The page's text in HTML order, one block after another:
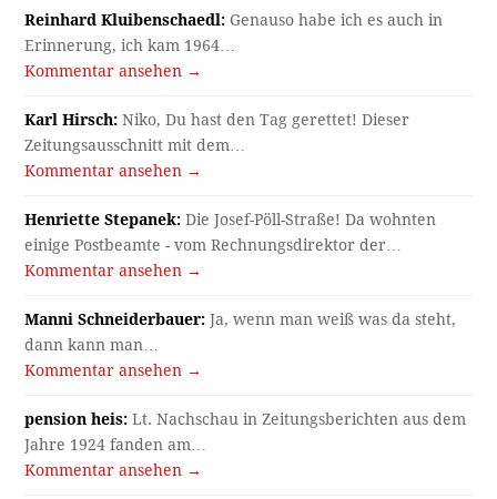
Reinhard Kluibenschaedl: Genauso habe ich es auch in
Erinnerung, ich kam 1964…
Kommentar ansehen →
Karl Hirsch: Niko, Du hast den Tag gerettet! Dieser
Zeitungsausschnitt mit dem…
Kommentar ansehen →
Henriette Stepanek: Die Josef-Pöll-Straße! Da wohnten
einige Postbeamte - vom Rechnungsdirektor der…
Kommentar ansehen →
Manni Schneiderbauer: Ja, wenn man weiß was da steht,
dann kann man…
Kommentar ansehen →
pension heis: Lt. Nachschau in Zeitungsberichten aus dem
Jahre 1924 fanden am…
Kommentar ansehen →